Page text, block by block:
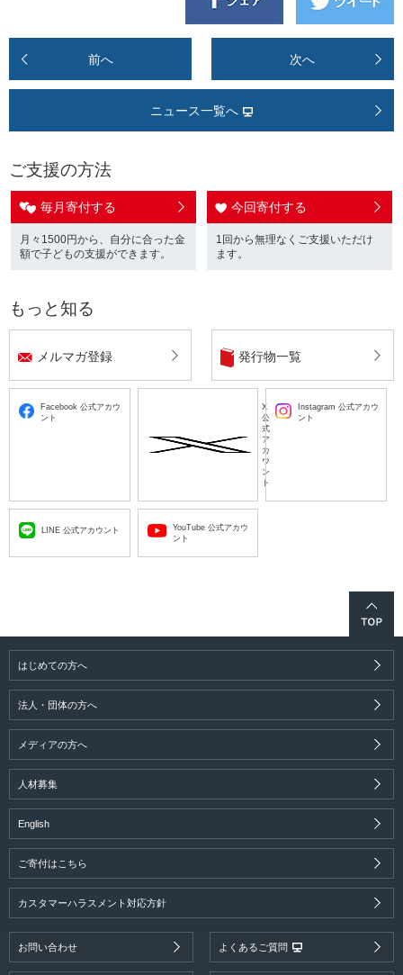
前へ 次へ
ニュース一覧へ
ご支援の方法
毎月寄付する
月々1500円から、自分に合った金
額で子どもの支援ができます。
今回寄付する
1回から無理なくご支援いただけ
ます。
もっと知る
メルマガ登録 発行物一覧
Facebook 公式アカウ
ント
X
公
式
ア
カ
ウ
ン
ト
Instagram 公式アカウ
ント
LINE 公式アカウント
YouTube 公式アカウ
ント
はじめての方へ
法人・団体の方へ
メディアの方へ
人材募集
English
ご寄付はこちら
カスタマーハラスメント対応方針
お問い合わせ よくあるご質問